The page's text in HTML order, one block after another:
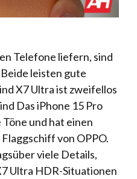
Telefone liefern, sind
leisten gute
X7 Ultra ist zweifellos
Das iPhone 15 Pro
und hat einen
von OPPO.
viele Details,
Ultra HDR-Situationen